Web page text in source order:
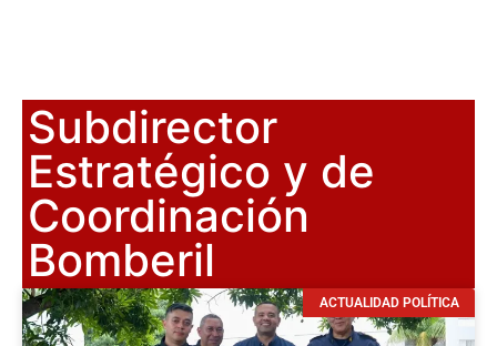
Subdirector
Estratégico y de
Coordinación
Bomberil
ACTUALIDAD POLÍTICA